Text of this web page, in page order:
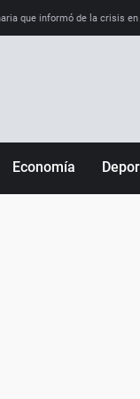
que informó de la crisis en
Economía